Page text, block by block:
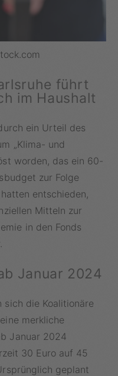
führt
im Haushalt
ein Urteil des
„Klima- und
worden, das ein 60-
zur Folge
entschieden,
Mitteln zur
in den Fonds
Januar 2024
sich die Koalitionäre
merkliche
Januar 2024
30 Euro auf 45
geplant